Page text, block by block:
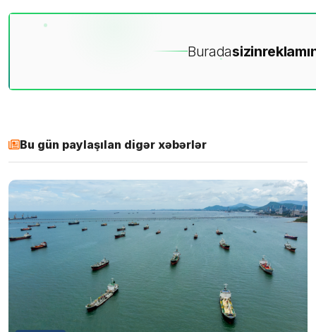
Buradasizin
Bu gün paylaşılan digər xəbərlər